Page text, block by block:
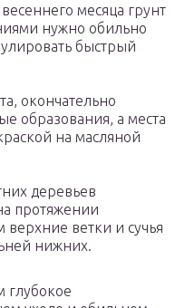
месяца грунт
нужно обильно
быстрый
окончательно
образования, а места
на масляной
деревьев
протяжении
верхние ветки и сучья
нижних.
глубокое